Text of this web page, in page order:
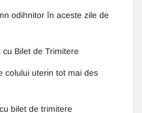
odihnitor în aceste zile de
Bilet de Trimitere
colului uterin tot mai des
bilet de trimitere